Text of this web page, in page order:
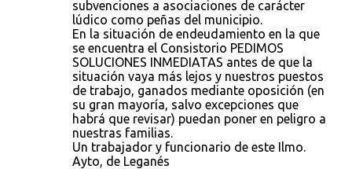
subvenciones a asociaciones de carácter
lúdico como peñas del municipio.
En la situación de endeudamiento en la que
se encuentra el Consistorio PEDIMOS
SOLUCIONES INMEDIATAS antes de que la
situación vaya más lejos y nuestros puestos
de trabajo, ganados mediante oposición (en
su gran mayoría, salvo excepciones que
habrá que revisar) puedan poner en peligro a
nuestras familias.
Un trabajador y funcionario de este Ilmo.
Ayto, de Leganés